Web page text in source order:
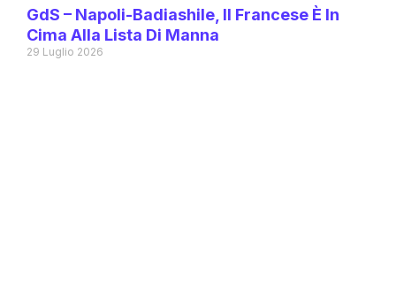
GdS – Napoli-Badiashile, Il Francese È In
Cima Alla Lista Di Manna
29 Luglio 2026